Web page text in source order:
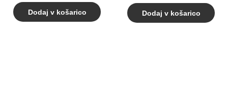
Dodaj v košarico Dodaj v košarico